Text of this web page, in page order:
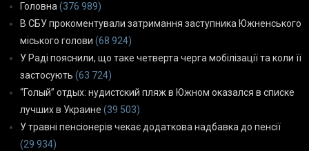
Головна(376 989)
В СБУ прокоментували затримання заступника Южненського
міського голови (68 924)
У Раді пояснили, що таке четверта черга мобілізації та коли її
застосують (63 724)
“Голый” отдых: нудистский пляж в Южном оказался в списке
лучших в Украине (39 503)
У травні пенсіонерів чекає додаткова надбавка до пенсії
(29 934)